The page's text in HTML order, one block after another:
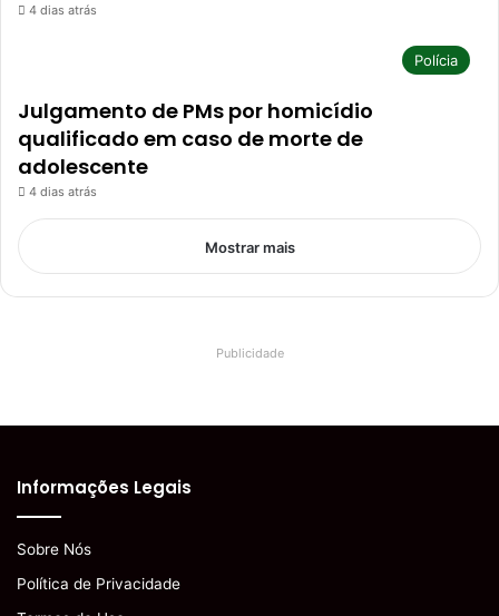
4 dias atrás
Polícia
Julgamento de PMs por homicídio
qualificado em caso de morte de
adolescente
4 dias atrás
Mostrar mais
Publicidade
Informações Legais
Sobre Nós
Política de Privacidade